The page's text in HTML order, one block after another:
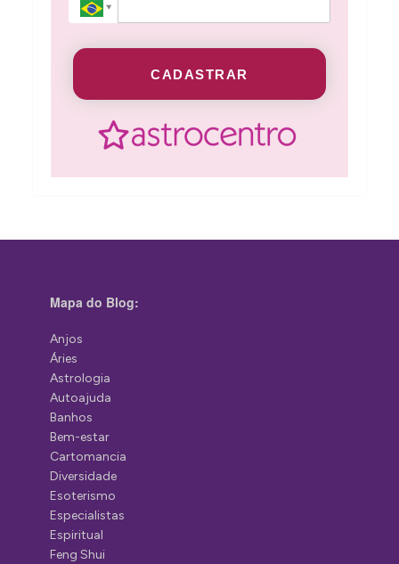
CADASTRAR
Mapa do Blog:
Anjos
Áries
Astrologia
Autoajuda
Banhos
Bem-estar
Cartomancia
Diversidade
Esoterismo
Especialistas
Espiritual
Feng Shui